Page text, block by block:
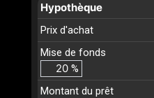
Hypothèque
Prix d'achat
Mise de fonds
%
Montant du prêt